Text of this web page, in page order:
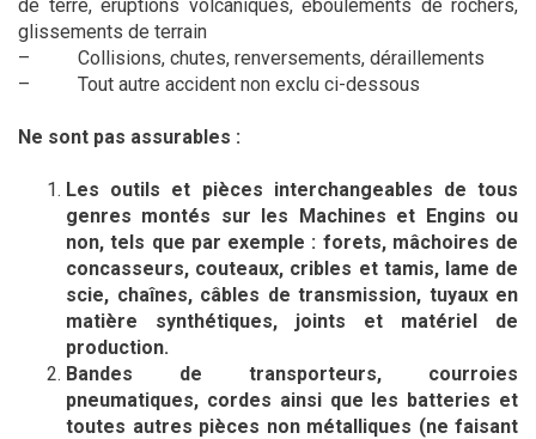
de terre, éruptions volcaniques, éboulements de rochers,
glissements de terrain
– Collisions, chutes, renversements, déraillements
– Tout autre accident non exclu ci-dessous
Ne sont pas assurables :
Les outils et pièces interchangeables de tous
genres montés sur les Machines et Engins ou
non, tels que par exemple : forets, mâchoires de
concasseurs, couteaux, cribles et tamis, lame de
scie, chaînes, câbles de transmission, tuyaux en
matière synthétiques, joints et matériel de
production.
Bandes de transporteurs, courroies
pneumatiques, cordes ainsi que les batteries et
toutes autres pièces non métalliques (ne faisant